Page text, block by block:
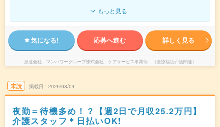
もっと見る
気になる! 応募へ進む 詳しく見る
派遣会社 マンパワーグループ株式会社 ケアサービス事業部 （医療福祉介護関連）
未読 掲載日 2026/08/04
夜勤＝待機多め！？【週2日で月収25.2万円】
介護スタッフ＊日払いOK!